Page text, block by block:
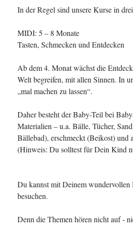
In der Regel sind unsere Kurse in
MIDI: 5 – 8 Monate
Tasten, Schmecken und Entdecken
Ab dem 4. Monat wächst die
Welt begreifen, mit allen Sinnen. In
„mal machen zu lassen“.
Daher besteht der Baby-Teil bei
Materialien – u.a. Bälle, Tücher,
Bällebad), erschmeckt (Beikost) und
(Hinweis: Du solltest für Dein Kind
Du kannst mit Deinem wundervollen
besuchen.
Denn die Themen hören nicht auf -